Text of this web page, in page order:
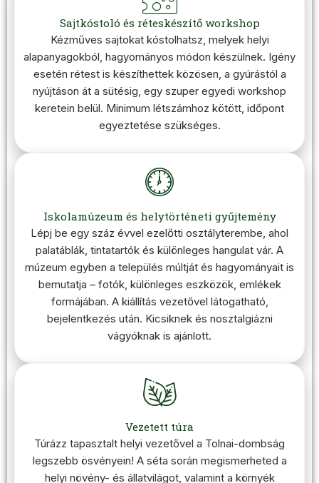
Sajtkóstoló és réteskészítő workshop
Kézműves sajtokat kóstolhatsz, melyek helyi
alapanyagokból, hagyományos módon készülnek. Igény
esetén rétest is készíthettek közösen, a gyúrástól a
nyújtáson át a sütésig, egy szuper egyedi workshop
keretein belül. Minimum létszámhoz kötött, időpont
egyeztetése szükséges.
Iskolamúzeum és helytörténeti gyűjtemény
Lépj be egy száz évvel ezelőtti osztályterembe, ahol
palatáblák, tintatartók és különleges hangulat vár. A
múzeum egyben a település múltját és hagyományait is
bemutatja – fotók, különleges eszközök, emlékek
formájában. A kiállítás vezetővel látogatható,
bejelentkezés után. Kicsiknek és nosztalgiázni
vágyóknak is ajánlott.
Vezetett túra
Túrázz tapasztalt helyi vezetővel a Tolnai-dombság
legszebb ösvényein! A séta során megismerheted a
helyi növény- és állatvilágot, valamint a környék